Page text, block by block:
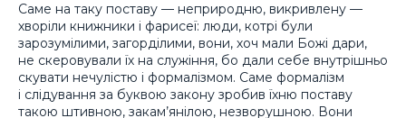
Саме на таку поставу — неприродню, викривлену —
хворіли книжники і фарисеї: люди, котрі були
зарозумілими, загорділими, вони, хоч мали Божі дари,
не скеровували їх на служіння, бо дали себе внутрішньо
скувати нечулістю і формалізмом. Саме формалізм
і слідування за буквою закону зробив їхню поставу
такою штивною, закам’янілою, незворушною. Вони